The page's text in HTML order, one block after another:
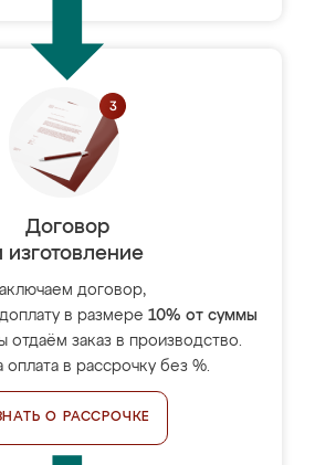
Договор
изготовление
договор,
в размере 10% от суммы
отдаём заказ в производство.
в рассрочку без %.
О РАССРОЧКЕ